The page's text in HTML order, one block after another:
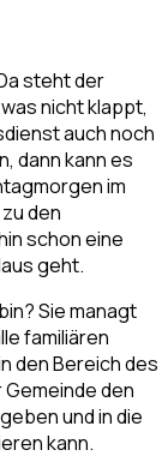
steht der
nicht klappt,
auch noch
dann kann es
im
den
schon eine
geht.
Sie managt
familiären
den Bereich des
den
und in die
kann.